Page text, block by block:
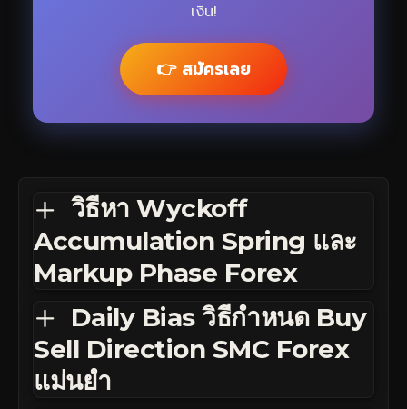
เงิน!
👉 สมัครเลย
วิธีหา Wyckoff
Accumulation Spring และ
Markup Phase Forex
Daily Bias วิธีกำหนด Buy
Sell Direction SMC Forex
แม่นยำ